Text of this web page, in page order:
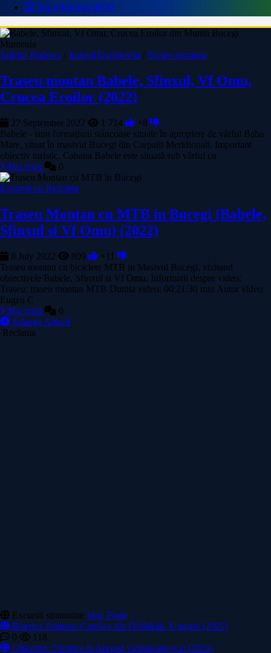
🏆 Top Obiective HOT
Muntenia
Judetul Prahova / Judetul Dambovita / Trasee montane
Traseu montan Babele, Sfinxul, Vf Omu,
Crucea Eroilor (2022)
27 September 2022 1 714
+8
Babele - sunt formațiuni stâncoase situate în apropiere de vârful Baba
Mare, situat în masivul Bucegi din Carpații Meridionali. Important
obiectiv turistic, Cabana Babele este situată sub vârful cu
Mai mult
0
Excursii cu Bicicleta
Traseu Montan cu MTB in Bucegi (Babele,
Sfinxul si Vf Omu) (2022)
8 July 2022 809
+11
Traseu montan cu biciclete MTB in Masivul Bucegi, vizitand
obiectivele Babele, Sfinxul si Vf Omu. Informatii despre video:
Traseu: traseu montan MTB Durata video: 00:21:30 min Autor video:
Eugen C
Mai mult
0
Adaugă Articol
Reclama
Excursii strainatate Vezi Toate
Biserica Romano Catolica din Óföldeák, Ungaria (2025)
0
118
Obiective Turistice in Szeged vizitate intr-o zi (2024)